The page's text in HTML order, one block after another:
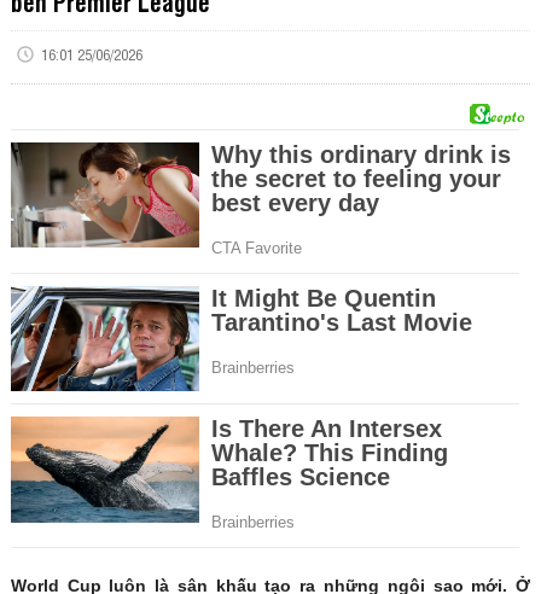
16:01 25/06/2026
World Cup luôn là sân khấu tạo ra những ngôi sao mới. Ở